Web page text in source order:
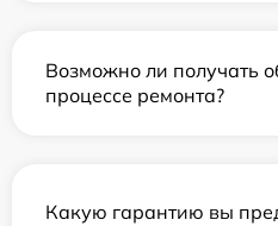
Возможно ли получать
процессе ремонта?
Какую гарантию вы